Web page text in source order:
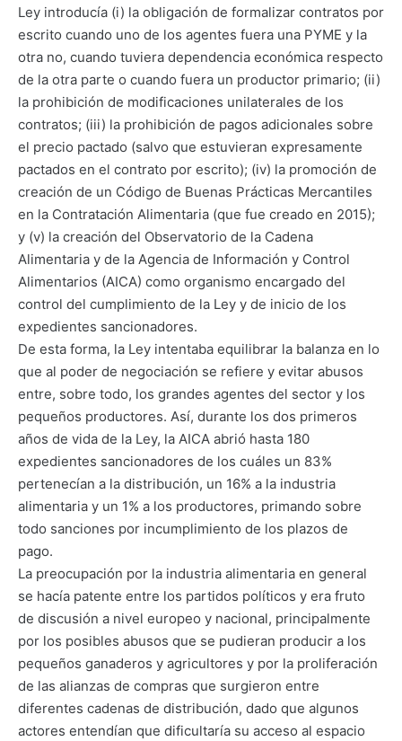
Ley introducía (i) la obligación de formalizar contratos por
escrito cuando uno de los agentes fuera una PYME y la
otra no, cuando tuviera dependencia económica respecto
de la otra parte o cuando fuera un productor primario; (ii)
la prohibición de modificaciones unilaterales de los
contratos; (iii) la prohibición de pagos adicionales sobre
el precio pactado (salvo que estuvieran expresamente
pactados en el contrato por escrito); (iv) la promoción de
creación de un Código de Buenas Prácticas Mercantiles
en la Contratación Alimentaria (que fue creado en 2015);
y (v) la creación del Observatorio de la Cadena
Alimentaria y de la Agencia de Información y Control
Alimentarios (AICA) como organismo encargado del
control del cumplimiento de la Ley y de inicio de los
expedientes sancionadores.
De esta forma, la Ley intentaba equilibrar la balanza en lo
que al poder de negociación se refiere y evitar abusos
entre, sobre todo, los grandes agentes del sector y los
pequeños productores. Así, durante los dos primeros
años de vida de la Ley, la AICA abrió hasta 180
expedientes sancionadores de los cuáles un 83%
pertenecían a la distribución, un 16% a la industria
alimentaria y un 1% a los productores, primando sobre
todo sanciones por incumplimiento de los plazos de
pago.
La preocupación por la industria alimentaria en general
se hacía patente entre los partidos políticos y era fruto
de discusión a nivel europeo y nacional, principalmente
por los posibles abusos que se pudieran producir a los
pequeños ganaderos y agricultores y por la proliferación
de las alianzas de compras que surgieron entre
diferentes cadenas de distribución, dado que algunos
actores entendían que dificultaría su acceso al espacio